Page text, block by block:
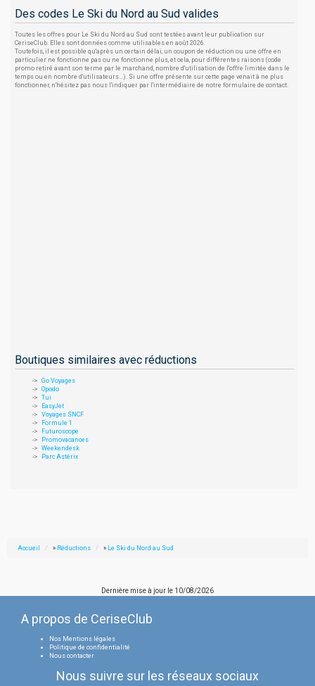
Des codes Le Ski du Nord au Sud valides
Toutes les offres pour Le Ski du Nord au Sud sont testées avant leur publication sur
CeriseClub. Elles sont données comme utilisables en août 2026.
Toutefois, il est possible qu'après un certain délai, un coupon de réduction ou une offre en
particulier ne fonctionne pas ou ne fonctionne plus, et cela, pour différentes raisons (code
promo retiré avant son terme par le marchand, nombre d'utilisation de l'offre limitée dans le
temps ou en nombre d'utilisateurs...). Si une offre présente sur cette page venait à ne plus
fonctionner, n'hésitez pas nous l'indiquer par l'intermédiaire de notre formulaire de contact.
Boutiques similaires avec réductions
Go Voyages
Opodo
Tui
EasyJet
Voyages SNCF
Formule 1
Futuroscope
Promovacances
Weekendesk
Parc Astérix
Accueil » Réductions » Le Ski du Nord au Sud
Dernière mise à jour le 10/08/2026
A propos de CeriseClub
Nos Mentions légales
Politique de confidentialité
Nous contacter
Nous suivre sur les réseaux sociaux